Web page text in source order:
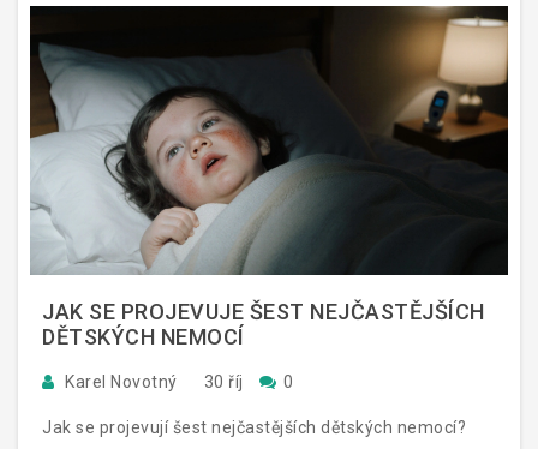
JAK SE PROJEVUJE ŠEST NEJČASTĚJŠÍCH
DĚTSKÝCH NEMOCÍ
Karel Novotný 30 říj 0
Jak se projevují šest nejčastějších dětských nemocí?